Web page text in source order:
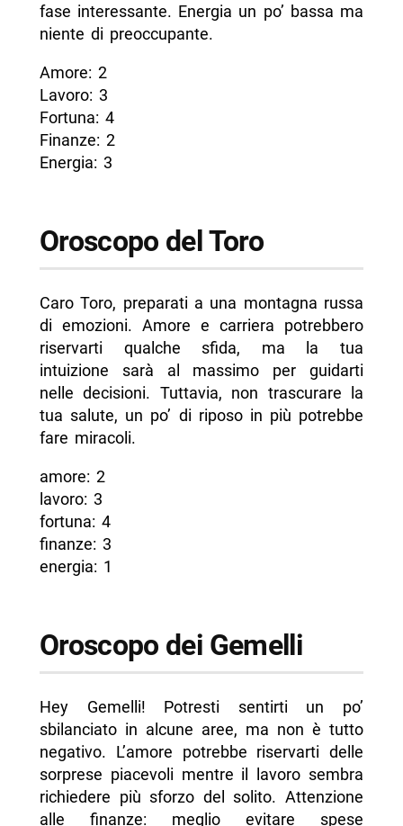
fase interessante. Energia un po’ bassa ma
niente di preoccupante.
Amore: 2
Lavoro: 3
Fortuna: 4
Finanze: 2
Energia: 3
Oroscopo del Toro
Caro Toro, preparati a una montagna russa
di emozioni. Amore e carriera potrebbero
riservarti qualche sfida, ma la tua
intuizione sarà al massimo per guidarti
nelle decisioni. Tuttavia, non trascurare la
tua salute, un po’ di riposo in più potrebbe
fare miracoli.
amore: 2
lavoro: 3
fortuna: 4
finanze: 3
energia: 1
Oroscopo dei Gemelli
Hey Gemelli! Potresti sentirti un po’
sbilanciato in alcune aree, ma non è tutto
negativo. L’amore potrebbe riservarti delle
sorprese piacevoli mentre il lavoro sembra
richiedere più sforzo del solito. Attenzione
alle finanze: meglio evitare spese